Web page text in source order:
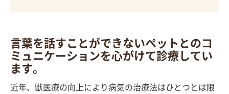
言葉を話すことができないペットとのコ
ミュニケーションを心がけて診療してい
ます。
近年、獣医療の向上により病気の治療法はひとつとは限